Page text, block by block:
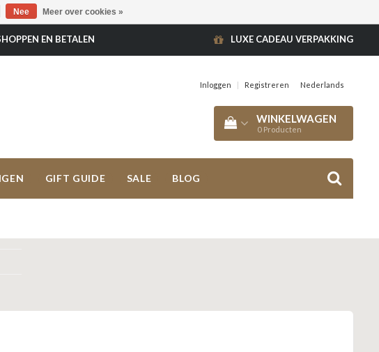
EN BETALEN LUXE CADEAU VERPAKKING
Inloggen | Registreren Nederlands
WINKELWAGEN
0 Producten
GIFT GUIDE SALE BLOG
Nee Meer over cookies »